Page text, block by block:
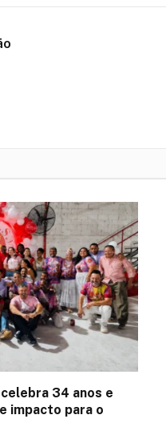
34 anos e
impacto para o